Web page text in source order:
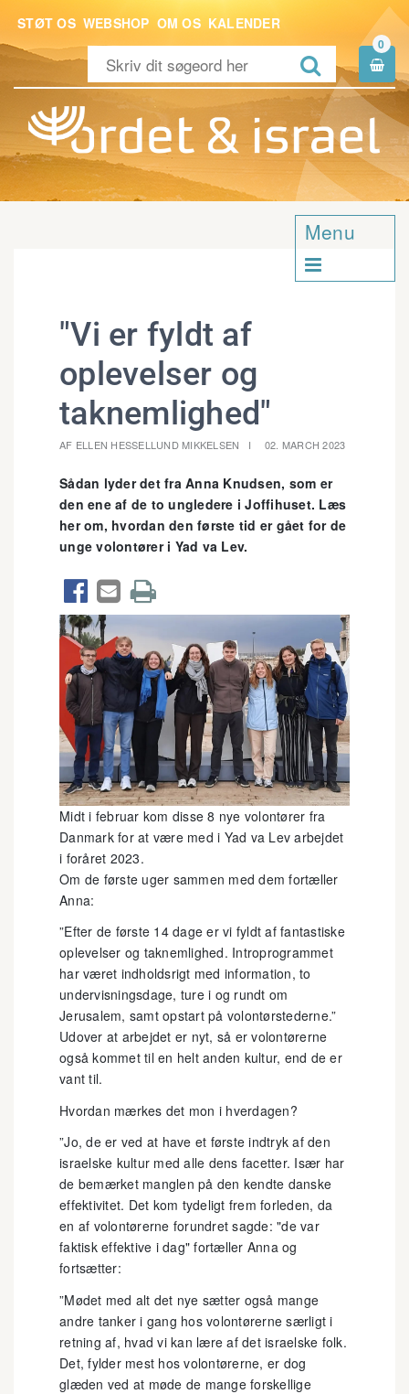
STØT OS WEBSHOP OM OS KALENDER

0

Menu

"Vi er fyldt af
oplevelser og
taknemlighed"
AF ELLEN HESSELLUND MIKKELSEN 02. MARCH 2023
Sådan lyder det fra Anna Knudsen, som er
den ene af de to ungledere i Joffihuset. Læs
her om, hvordan den første tid er gået for de
unge volontører i Yad va Lev.
  
Midt i februar kom disse 8 nye volontører fra
Danmark for at være med i Yad va Lev arbejdet
i foråret 2023.
Om de første uger sammen med dem fortæller
Anna:
”Efter de første 14 dage er vi fyldt af fantastiske
oplevelser og taknemlighed. Introprogrammet
har været indholdsrigt med information, to
undervisningsdage, ture i og rundt om
Jerusalem, samt opstart på volontørstederne.”
Udover at arbejdet er nyt, så er volontørerne
også kommet til en helt anden kultur, end de er
vant til.
Hvordan mærkes det mon i hverdagen?
”Jo, de er ved at have et første indtryk af den
israelske kultur med alle dens facetter. Især har
de bemærket manglen på den kendte danske
effektivitet. Det kom tydeligt frem forleden, da
en af volontørerne forundret sagde: "de var
faktisk effektive i dag" fortæller Anna og
fortsætter:
”Mødet med alt det nye sætter også mange
andre tanker i gang hos volontørerne særligt i
retning af, hvad vi kan lære af det israelske folk.
Det, fylder mest hos volontørerne, er dog
glæden ved at møde de mange forskellige